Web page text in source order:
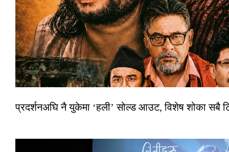
प्रदर्शनअघि नै युकेमा ‘हली’ सोल्ड आउट, विशेष शोका सबै